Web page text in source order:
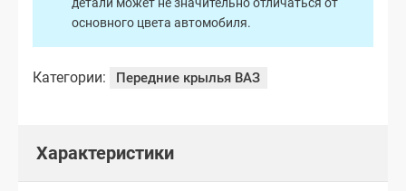
основного цвета автомобиля.
Категории: Передние крылья ВАЗ
Характеристики